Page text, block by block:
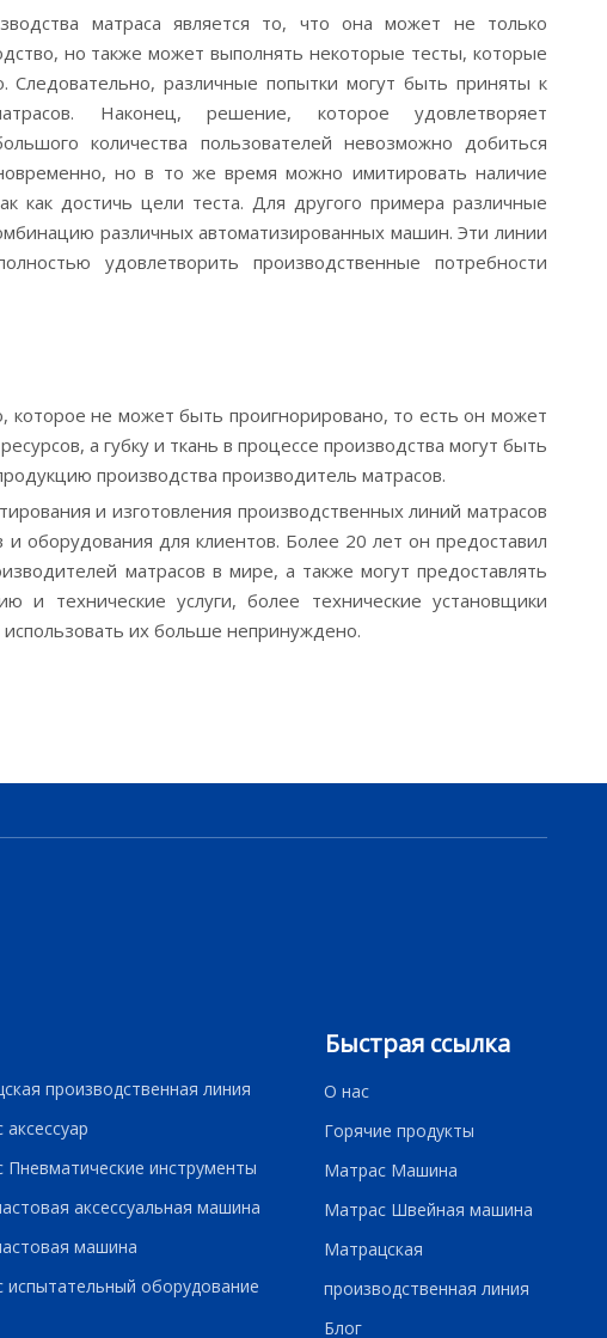
матраса является то, что она может не только
но также может выполнять некоторые тесты, которые
различные попытки могут быть приняты к
Наконец, решение, которое удовлетворяет
количества пользователей невозможно добиться
но в то же время можно имитировать наличие
как достичь цели теста. Для другого примера различные
различных автоматизированных машин. Эти линии
удовлетворить производственные потребности
которое не может быть проигнорировано, то есть он может
а губку и ткань в процессе производства могут быть
производства производитель матрасов.
и изготовления производственных линий матрасов
для клиентов. Более 20 лет он предоставил
матрасов в мире, а также могут предоставлять
и технические услуги, более технические установщики
их больше непринуждено.
производственная линия
Пневматические инструменты
аксессуальная машина
машина
испытательный оборудование
Быстрая ссылка
О нас
Горячие продукты
Матрас Машина
Матрас Швейная машина
Матрацская
производственная линия
Блог